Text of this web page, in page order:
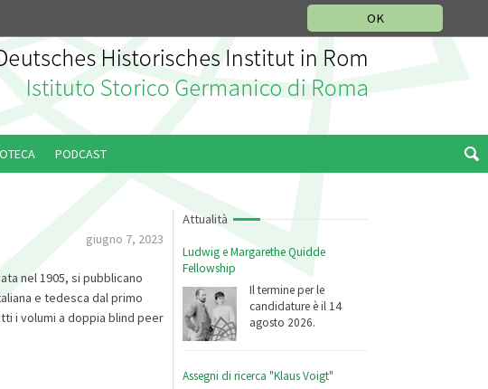
OK
Attualità
Ludwig e Margarethe Quidde
Fellowship
Il termine per le
candidature è il 14
agosto 2026.
Assegni di ricerca "Klaus Voigt"
giugno 7, 2023
nel 1905, si pubblicano
e tedesca dal primo
i volumi a doppia blind peer
PODCAST